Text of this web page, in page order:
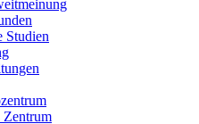
Studien
Zentrum